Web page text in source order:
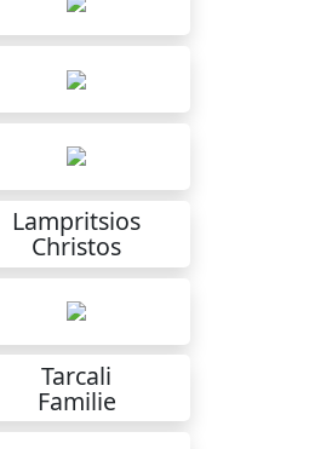
Lampritsios
Christos
Tarcali
Familie